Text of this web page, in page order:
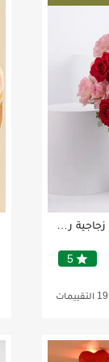
5 star
19 التقييمات